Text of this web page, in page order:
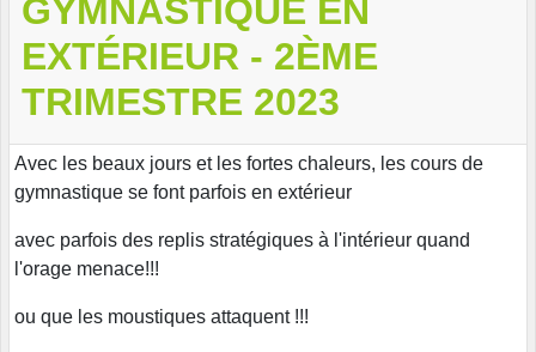
GYMNASTIQUE EN
EXTÉRIEUR - 2ÈME
TRIMESTRE 2023
Avec les beaux jours et les fortes chaleurs, les cours de
gymnastique se font parfois en extérieur
avec parfois des replis stratégiques à l'intérieur quand
l'orage menace!!!
ou que les moustiques attaquent !!!